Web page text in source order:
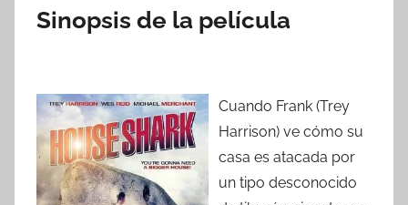
r
Sinopsis de la película
Cuando Frank (Trey
Harrison) ve cómo su
casa es atacada por
un tipo desconocido